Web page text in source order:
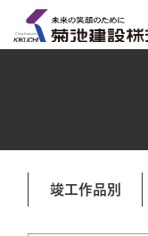
竣工作品別